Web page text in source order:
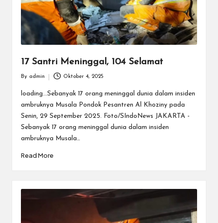
17 Santri Meninggal, 104 Selamat
by
By admin Oktober 4, 2025
loading...Sebanyak 17 orang meninggal dunia dalam insiden
ambruknya Musala Pondok Pesantren Al Khoziny pada
Senin, 29 September 2025. Foto/SIndoNews JAKARTA -
Sebanyak 17 orang meninggal dunia dalam insiden
ambruknya Musala…
Read More